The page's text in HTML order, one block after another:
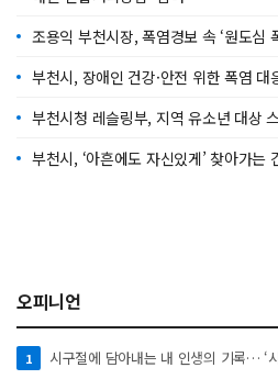
조용익 부천시장, 폭염경보 속 ‘원도심
부천시, 장애인 건강·안전 위한 폭염 대
부천시청 레슬링부, 지역 유소년 대상
부천시, ‘아흔에도 자신있게’ 찾아가는
오피니언
1 시구절에 담아내는 내 인생의 기록… ‘